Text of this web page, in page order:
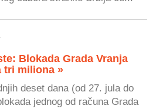
Blokada Grada Vranja
tri miliona »
deset dana (od 27. jula do
jednog od računa Grada